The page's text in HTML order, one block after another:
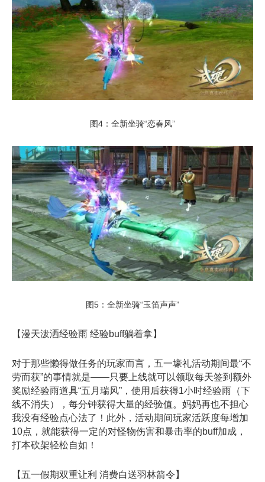
图4：全新坐骑“恋春风”
图5：全新坐骑“玉笛声声”
【漫天泼洒经验雨 经验buff躺着拿】
对于那些懒得做任务的玩家而言，五一壕礼活动期间最“不
劳而获”的事情就是——只要上线就可以领取每天签到额外
奖励经验雨道具“五月瑞风”，使用后获得1小时经验雨（下
线不消失），每分钟获得大量的经验值。妈妈再也不担心
我没有经验点心法了！此外，活动期间玩家活跃度每增加
10点，就能获得一定的对怪物伤害和暴击率的buff加成，
打本砍架轻松自如！
【五一假期双重让利 消费白送羽林箭令】